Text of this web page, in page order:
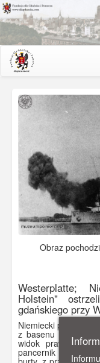
Obraz
Westerplatte;
Holstein"
gdańskiego przy
Niemiecki pancernik
z basenu Nowego
widok
pancernik stojący